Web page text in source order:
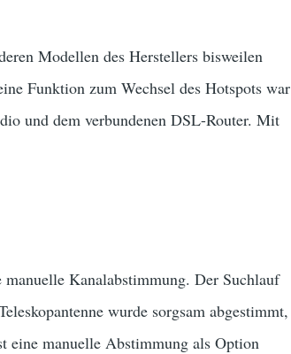
Modellen des Herstellers bisweilen
Funktion zum Wechsel des Hotspots war
und dem verbundenen DSL-Router. Mit
Kanalabstimmung. Der Suchlauf
wurde sorgsam abgestimmt,
manuelle Abstimmung als Option